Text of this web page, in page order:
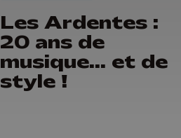
Les Ardentes :
20 ans de
musique... et de
style !